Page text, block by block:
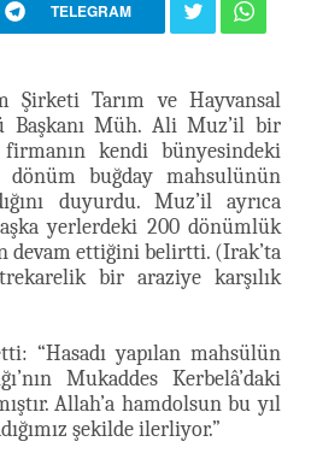
TELEGRAM
Şirketi Tarım ve Hayvansal
Başkanı Müh. Ali Muz’il bir
kendi bünyesindeki
buğday mahsulünün
duyurdu. Muz’il ayrıca
yerlerdeki 200 dönümlük
devam ettiğini belirtti. (Irak’ta
bir araziye karşılık
“Hasadı yapılan mahsülün
Mukaddes Kerbelâ’daki
Allah’a hamdolsun bu yıl
şekilde ilerliyor.”